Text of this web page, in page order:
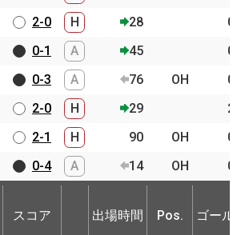
2-0 H 28
0-1 A 45
0-3 A 76 OH
2-0 H 29
2-1 H 90 OH
0-4 A 14 OH
スコア 出場時間 Pos. ゴー